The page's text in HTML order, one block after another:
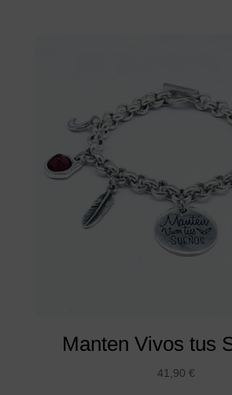
Manten Vivos tus
41,90 €